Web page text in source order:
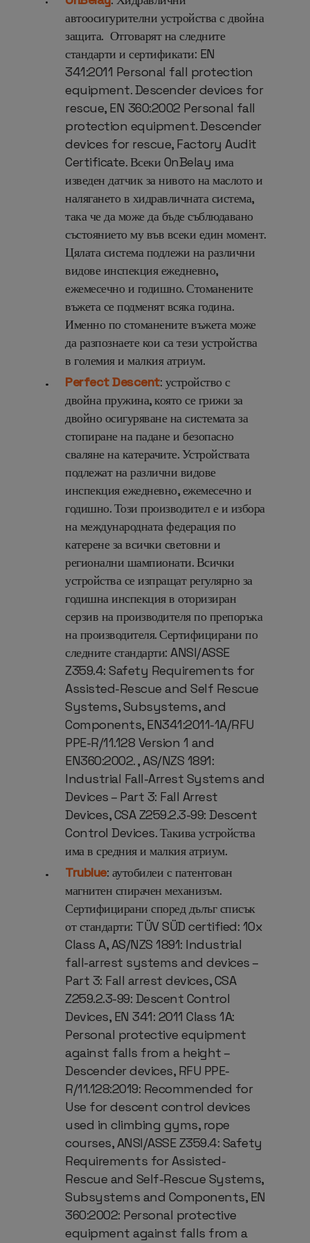
автоосигурителни устройства с двойна
защита. Отговарят на следните
стандарти и сертификати: EN
341:2011 Personal fall protection
equipment. Descender devices for
rescue, EN 360:2002 Personal fall
protection equipment. Descender
devices for rescue, Factory Audit
Certificate. Всеки OnBelay има
изведен датчик за нивото на маслото и
налягането в хидравличната система,
така че да може да бъде съблюдавано
състоянието му във всеки един момент.
Цялата система подлежи на различни
видове инспекция ежедневно,
ежемесечно и годишно. Стоманените
въжета се подменят всяка година.
Именно по стоманените въжета може
да разпознаете кои са тези устройства
в големия и малкия атриум.
Perfect Descent: устройство с
двойна пружина, която се грижи за
двойно осигуряване на системата за
стопиране на падане и безопасно
сваляне на катерачите. Устройствата
подлежат на различни видове
инспекция ежедневно, ежемесечно и
годишно. Този производител е и избора
на международната федерация по
катеренеза всички световни и
регионални шампионати. Всички
устройства се изпращат регулярно за
годишна инспекция в оторизиран
серзив на производителя по препоръка
на производителя. Сертифицирани по
следните стандарти: ANSI/ASSE
Z359.4: Safety Requirements for
Assisted-Rescue and Self Rescue
Systems, Subsystems, and
Components, EN341:2011-1A/RFU
PPE-R/11.128 Version 1 and
EN360:2002. , AS/NZS 1891:
Industrial Fall-Arrest Systems and
Devices – Part 3: Fall Arrest
Devices, CSA Z259.2.3-99: Descent
Control Devices. Такива устройства
има в средния и малкия атриум.
Trublue: аутобилеи с патентован
магнитен спирачен механизъм.
Сертифицирани според дълъг списък
от стандарти: TÜV SÜD certified: 10x
Class A, AS/NZS 1891: Industrial
fall-arrest systems and devices –
Part 3: Fall arrest devices, CSA
Z259.2.3-99: Descent Control
Devices, EN 341: 2011 Class 1A:
Personal protective equipment
against falls from a height –
Descender devices, RFU PPE-
R/11.128:2019: Recommended for
Use for descent control devices
used in climbing gyms, rope
courses, ANSI/ASSE Z359.4: Safety
Requirements for Assisted-
Rescue and Self-Rescue Systems,
Subsystems and Components, EN
360:2002: Personal protective
equipment against falls from a